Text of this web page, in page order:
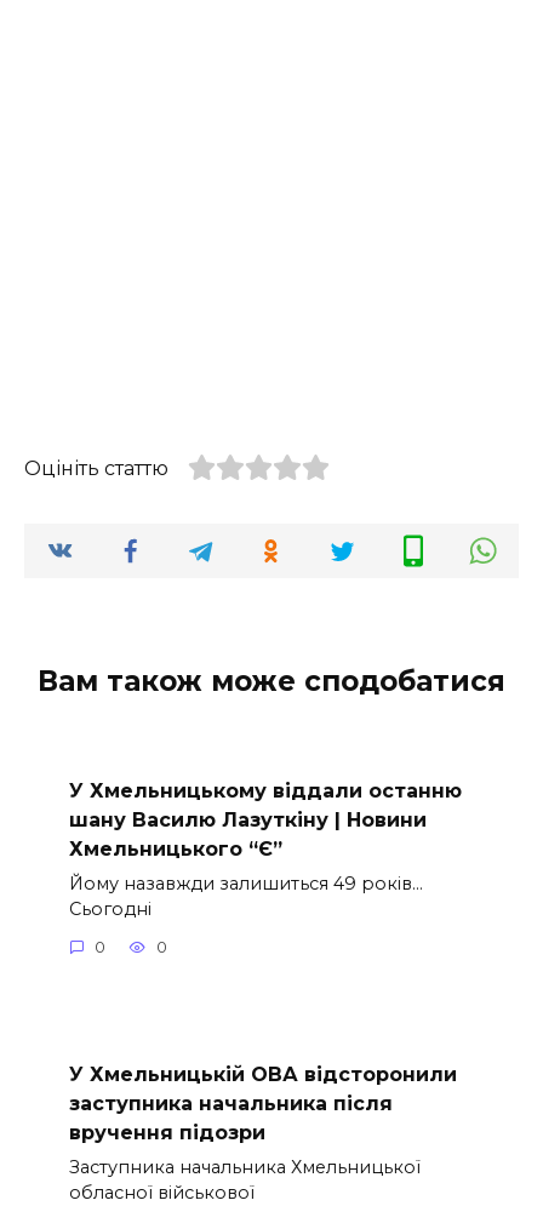
Оцініть статтю
Вам також може сподобатися
У Хмельницькому віддали останню
шану Василю Лазуткіну | Новини
Хмельницького “Є”
Йому назавжди залишиться 49 років…
Сьогодні
0 0
У Хмельницькій ОВА відсторонили
заступника начальника після
вручення підозри
Заступника начальника Хмельницької
обласної військової